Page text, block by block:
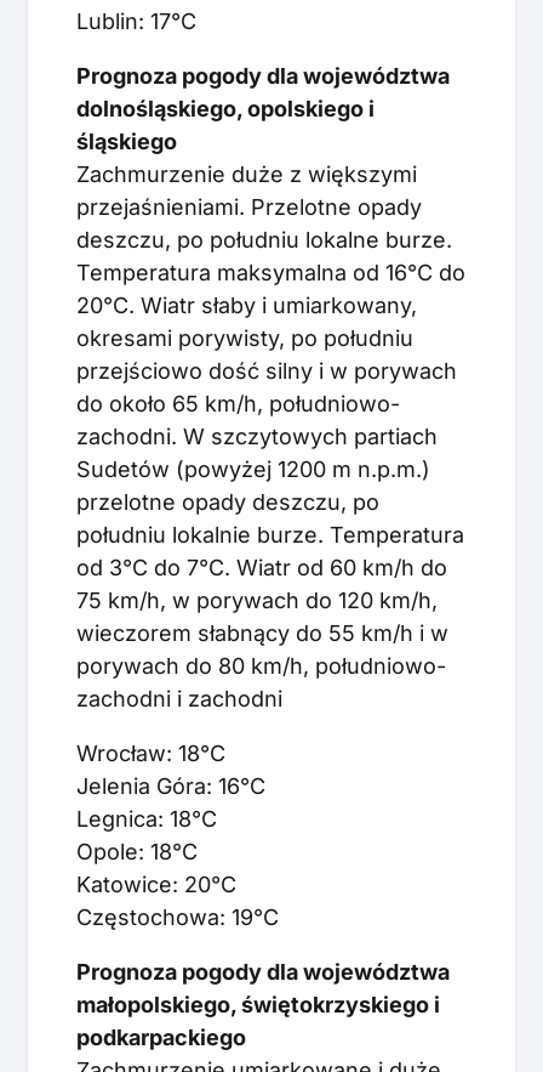
Lublin: 17°C
Prognoza pogody dla województwa
dolnośląskiego, opolskiego i
śląskiego
Zachmurzenie duże z większymi
przejaśnieniami. Przelotne opady
deszczu, po południu lokalne burze.
Temperatura maksymalna od 16°C do
20°C. Wiatr słaby i umiarkowany,
okresami porywisty, po południu
przejściowo dość silny i w porywach
do około 65 km/h, południowo-
zachodni. W szczytowych partiach
Sudetów (powyżej 1200 m n.p.m.)
przelotne opady deszczu, po
południu lokalnie burze. Temperatura
od 3°C do 7°C. Wiatr od 60 km/h do
75 km/h, w porywach do 120 km/h,
wieczorem słabnący do 55 km/h i w
porywach do 80 km/h, południowo-
zachodni i zachodni
Wrocław: 18°C
Jelenia Góra: 16°C
Legnica: 18°C
Opole: 18°C
Katowice: 20°C
Częstochowa: 19°C
Prognoza pogody dla województwa
małopolskiego, świętokrzyskiego i
podkarpackiego